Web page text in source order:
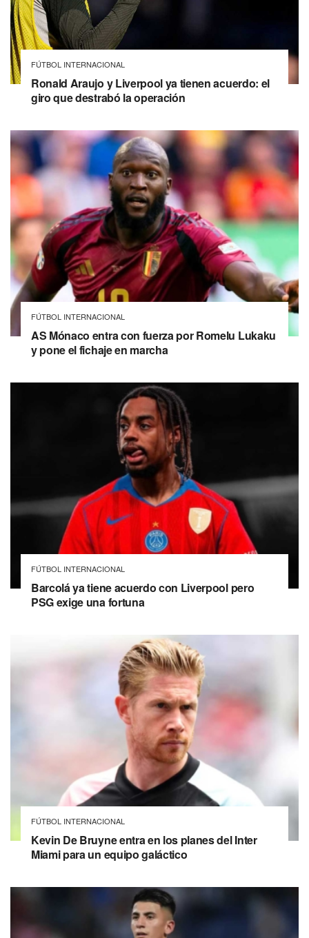
FÚTBOL INTERNACIONAL
Ronald Araujo y Liverpool ya tienen acuerdo: el
giro que destrabó la operación
FÚTBOL INTERNACIONAL
AS Mónaco entra con fuerza por Romelu Lukaku
y pone el fichaje en marcha
FÚTBOL INTERNACIONAL
Barcolá ya tiene acuerdo con Liverpool pero
PSG exige una fortuna
FÚTBOL INTERNACIONAL
Kevin De Bruyne entra en los planes del Inter
Miami para un equipo galáctico